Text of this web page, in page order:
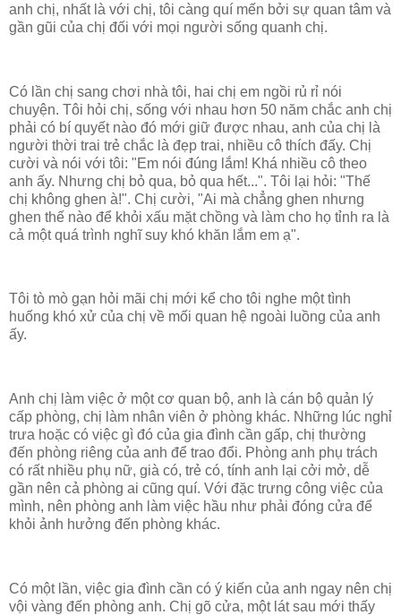
anh chị, nhất là với chị, tôi càng quí mến bởi sự quan tâm và
gần gũi của chị đối với mọi người sống quanh chị.
Có lần chị sang chơi nhà tôi, hai chị em ngồi rủ rỉ nói
chuyện. Tôi hỏi chị, sống với nhau hơn 50 năm chắc anh chị
phải có bí quyết nào đó mới giữ được nhau, anh của chị là
người thời trai trẻ chắc là đẹp trai, nhiều cô thích đấy. Chị
cười và nói với tôi: "Em nói đúng lắm! Khá nhiều cô theo
anh ấy. Nhưng chị bỏ qua, bỏ qua hết...". Tôi lại hỏi: "Thế
chị không ghen à!". Chị cười, "Ai mà chẳng ghen nhưng
ghen thế nào để khỏi xấu mặt chồng và làm cho họ tỉnh ra là
cả một quá trình nghĩ suy khó khăn lắm em ạ".
Tôi tò mò gạn hỏi mãi chị mới kể cho tôi nghe một tình
huống khó xử của chị về mối quan hệ ngoài luồng của anh
ấy.
Anh chị làm việc ở một cơ quan bộ, anh là cán bộ quản lý
cấp phòng, chị làm nhân viên ở phòng khác. Những lúc nghỉ
trưa hoặc có việc gì đó của gia đình cần gấp, chị thường
đến phòng riêng của anh để trao đổi. Phòng anh phụ trách
có rất nhiều phụ nữ, già có, trẻ có, tính anh lại cởi mở, dễ
gần nên cả phòng ai cũng quí. Với đặc trưng công việc của
mình, nên phòng anh làm việc hầu như phải đóng cửa để
khỏi ảnh hưởng đến phòng khác.
Có một lần, việc gia đình cần có ý kiến của anh ngay nên chị
vội vàng đến phòng anh. Chị gõ cửa, một lát sau mới thấy